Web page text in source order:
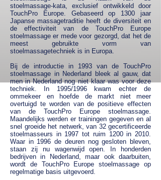
stoelmassage-kata, exclusief ontwikkeld door
TouchPro Europe. Gebaseerd op 1300 jaar
Japanse massagetraditie heeft de diversiteit en
de effectiviteit van de TouchPro Europe
stoelmassage er mede voor gezorgd, dat het de
meest gebruikte vorm van
stoelmassagetechniek is in Europa.
Bij de introductie in 1993 van de TouchPro
stoelmassage in Nederland bleek al gauw, dat
men in Nederland nog niet klaar was voor deze
techniek. In 1995/1996 kwam echter de
ommekeer en hoefde de markt niet meer
overtuigd te worden van de positieve effecten
van de TouchPro Europe stoelmassage.
Maandelijks werden er trainingen gegeven en al
snel groeide het netwerk, van 32 gecertificeerde
stoelmasseurs in 1997 tot ruim 1200 in 2010.
Waar in 1996 de deuren nog gesloten bleven,
staan zij nu wagenwijd open. In honderden
bedrijven in Nederland, maar ook daarbuiten,
wordt de TouchPro Europe stoelmassage op
regelmatige basis uitgevoerd.